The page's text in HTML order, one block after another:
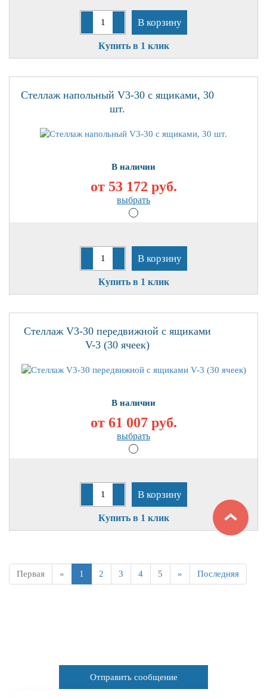
В корзину
Купить в 1 клик
Стеллаж напольный V3-30 с ящиками, 30
шт.
В наличии
от 53 172 руб.
выбрать
В корзину
Купить в 1 клик
Стеллаж V3-30 передвижной с ящиками
V-3 (30 ячеек)
В наличии
от 61 007руб.
выбрать
В корзину
Купить в 1 клик
Первая « 1 2 3 4 5 » Последняя
Отправить сообщение